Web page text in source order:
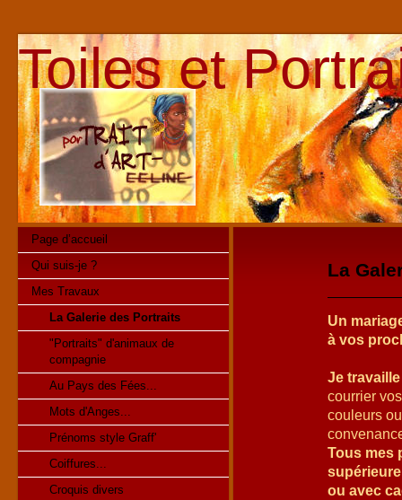
Toiles et
Page d’accueil
Qui suis-je ?
Mes Travaux
La Galerie des Portraits
"Portraits" d'animaux de
compagnie
Au Pays des Fées...
Mots d'Anges...
Prénoms style Graff'
Coiffures...
Croquis divers
La
Un
à vos
Je
courrier
couleurs
Tous mes
supérieure
ou avec